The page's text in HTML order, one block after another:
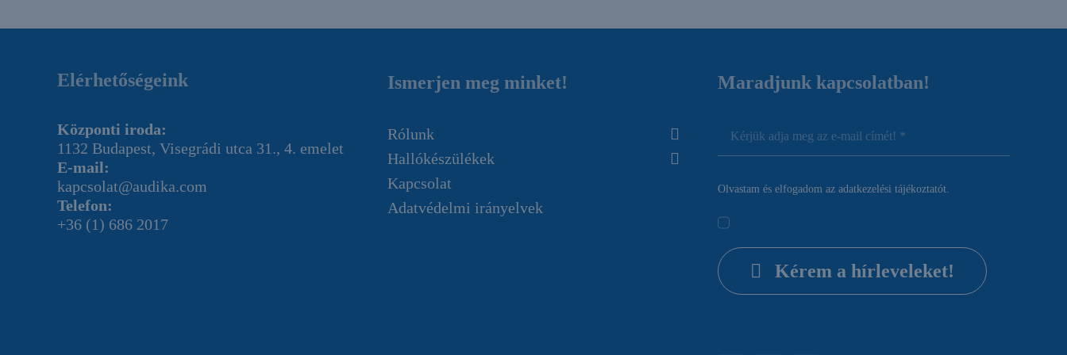
Elérhetőségeink
Központi iroda:
1132 Budapest, Visegrádi utca 31., 4. emelet
E-mail:
kapcsolat@audika.com
Telefon:
+36 (1) 686 2017
Ismerjen meg minket!
Rólunk
Hallókészülékek
Kapcsolat
Adatvédelmi irányelvek
Maradjunk kapcsolatban!
Olvastam és elfogadom az adatkezelési tájékoztatót.
Kérem a hírleveleket!